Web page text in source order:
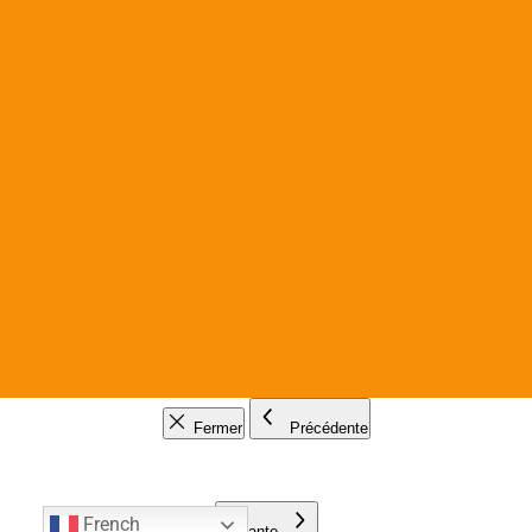
French
Fermer Précédente